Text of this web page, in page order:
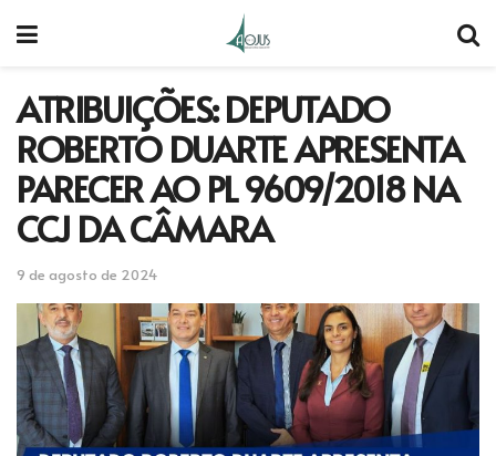
ATRIBUIÇÕES: DEPUTADO
ROBERTO DUARTE APRESENTA
PARECER AO PL 9609/2018 NA
CCJ DA CÂMARA
9 de agosto de 2024